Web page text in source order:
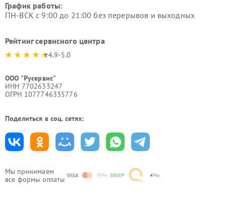
Мы принимаем
все формы оплаты
График работы:
ПН-ВСК с 9:00 до 21:00 без перерывов и выходных
Рейтинг сервисного центра
4.9-5.0
ООО "Русервис"
ИНН 7702633247
ОГРН 1077746335776
Поделиться в соц. сетях: